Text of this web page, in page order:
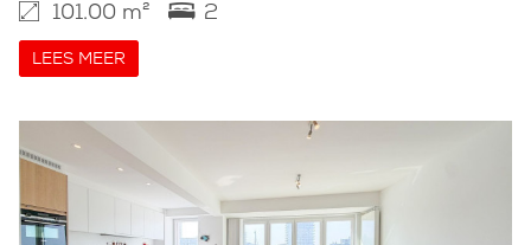
101.00 m² 2
LEES MEER